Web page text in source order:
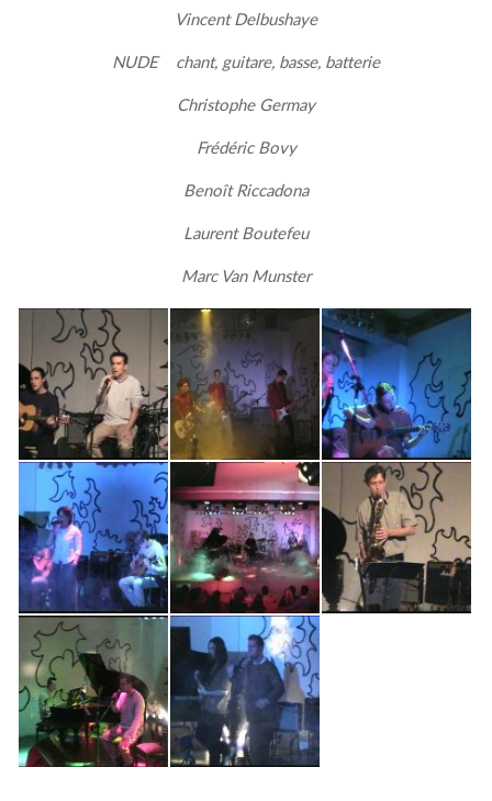
Vincent Delbushaye
NUDE chant, guitare, basse, batterie
Christophe Germay
Frédéric Bovy
Benoît Riccadona
Laurent Boutefeu
Marc Van Munster